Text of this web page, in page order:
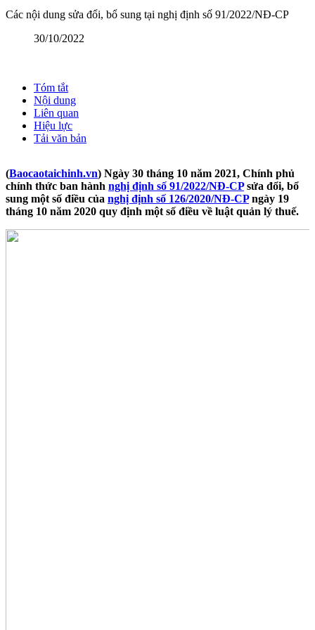
Các nội dung sửa đổi, bổ sung tại nghị định số 91/2022/NĐ-CP
30/10/2022
Tóm tắt
Nội dung
Liên quan
Hiệu lực
Tải văn bản
(Baocaotaichinh.vn) Ngày 30 tháng 10 năm 2021, Chính phủ
chính thức ban hành nghị định số 91/2022/NĐ-CPsửa đổi, bổ
sung một số điều của nghị định số 126/2020/NĐ-CPngày 19
tháng 10 năm 2020 quy định một số điều về luật quản lý thuế.